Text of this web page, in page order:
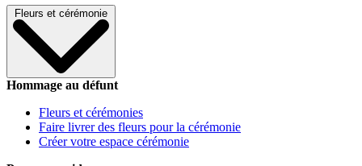
Fleurs et cérémonie
Hommage au défunt
Fleurs et cérémonies
Faire livrer des fleurs pour la cérémonie
Créer votre espace cérémonie